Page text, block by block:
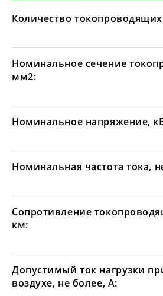
Количество
Номинальное сечение
мм2:
Номинальное напряжение,
Номинальная частота тока,
Сопротивление
км:
Допустимый ток нагрузки
воздухе, не более, А: